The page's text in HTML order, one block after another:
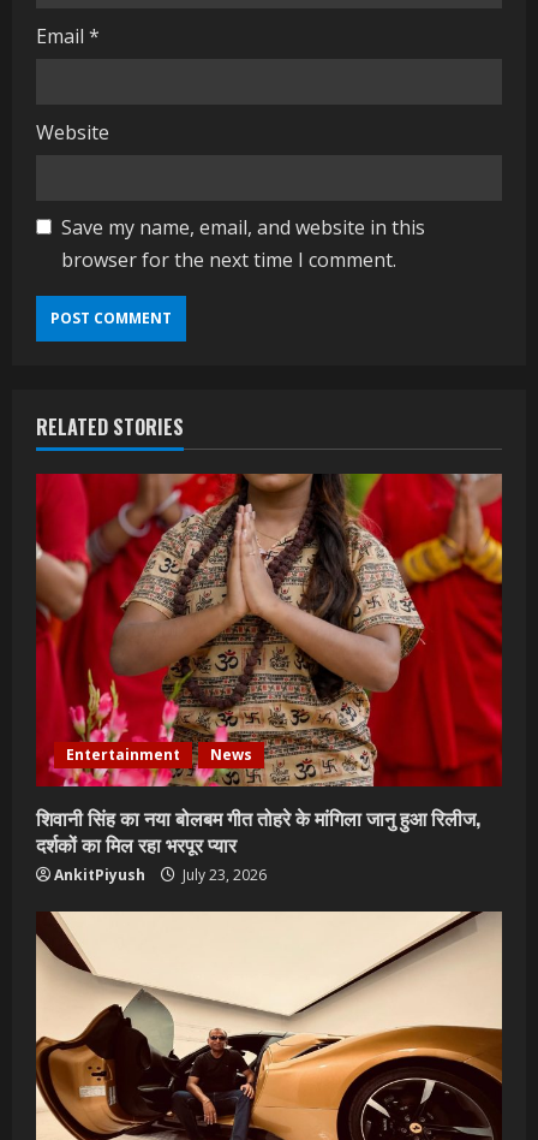
Email *
Website
Save my name, email, and website in this
browser for the next time I comment.
RELATED STORIES
Entertainment News
शिवानी सिंह का नया बोलबम गीत तोहरे के मांगिला जानु हुआ रिलीज,
दर्शकों का मिल रहा भरपूर प्यार
AnkitPiyush July 23, 2026